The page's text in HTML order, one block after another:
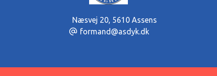
Næsvej 20, 5610 Assens
formand@asdyk.dk